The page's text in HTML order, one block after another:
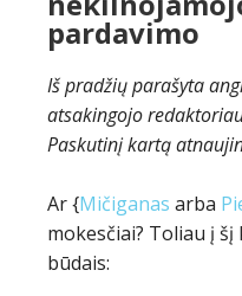
pardavimo
Iš pradžių parašyta
atsakingojo
Paskutinį kartą
Ar {Mičiganas arba
mokesčiai? Toliau į
būdais: